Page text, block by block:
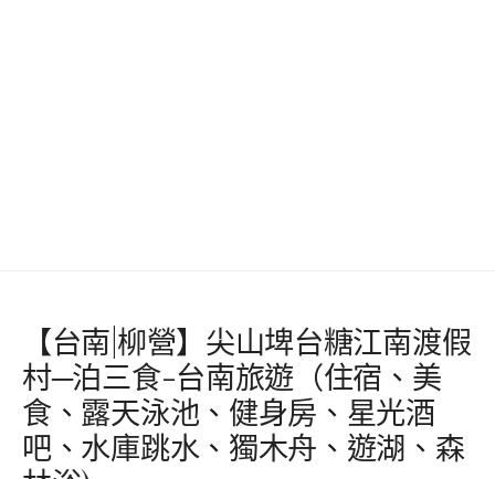
【台南|柳營】尖山埤台糖江南渡假
村─泊三食-台南旅遊（住宿、美
食、露天泳池、健身房、星光酒
吧、水庫跳水、獨木舟、遊湖、森